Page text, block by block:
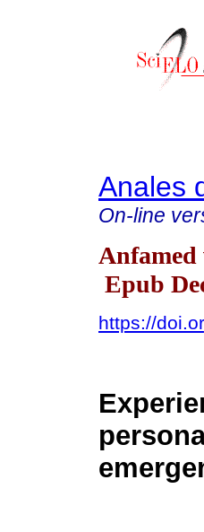
Anales
On-line
Anfamed
Epub
https://